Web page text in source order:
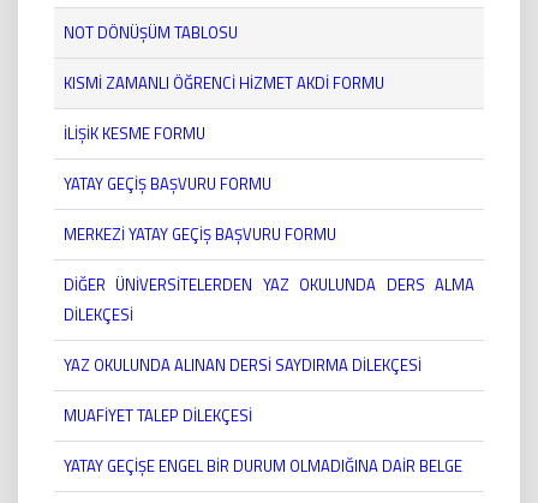
NOT DÖNÜŞÜM TABLOSU
KISMİ ZAMANLI ÖĞRENCİ HİZMET AKDİ FORMU
İLİŞİK KESME FORMU
YATAY GEÇİŞ BAŞVURU FORMU
MERKEZİ YATAY GEÇİŞ BAŞVURU FORMU
DİĞER ÜNİVERSİTELERDEN YAZ OKULUNDA DERS ALMA
DİLEKÇESİ
YAZ OKULUNDA ALINAN DERSİ SAYDIRMA DİLEKÇESİ
MUAFİYET TALEP DİLEKÇESİ
YATAY GEÇİŞE ENGEL BİR DURUM OLMADIĞINA DAİR BELGE